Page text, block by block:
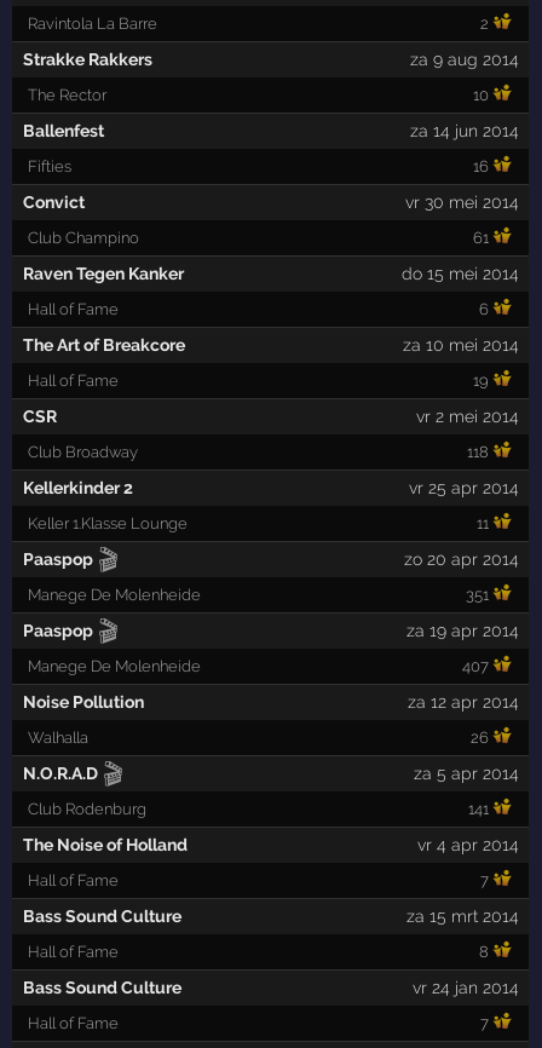
Ravintola La Barre 2
Strakke Rakkers za 9 aug 2014
The Rector 10
Ballenfest za 14 jun 2014
Fifties 16
Convict vr 30 mei 2014
Club Champino 61
Raven Tegen Kanker do 15 mei 2014
Hall of Fame 6
The Art of Breakcore za 10 mei 2014
Hall of Fame 19
CSR vr 2 mei 2014
Club Broadway 118
Kellerkinder 2 vr 25 apr 2014
Keller 1.Klasse Lounge 11
Paaspop 🎬 zo 20 apr 2014
Manege De Molenheide 351
Paaspop 🎬 za 19 apr 2014
Manege De Molenheide 407
Noise Pollution za 12 apr 2014
Walhalla 26
N.O.R.A.D 🎬 za 5 apr 2014
Club Rodenburg 141
The Noise of Holland vr 4 apr 2014
Hall of Fame 7
Bass Sound Culture za 15 mrt 2014
Hall of Fame 8
Bass Sound Culture vr 24 jan 2014
Hall of Fame 7